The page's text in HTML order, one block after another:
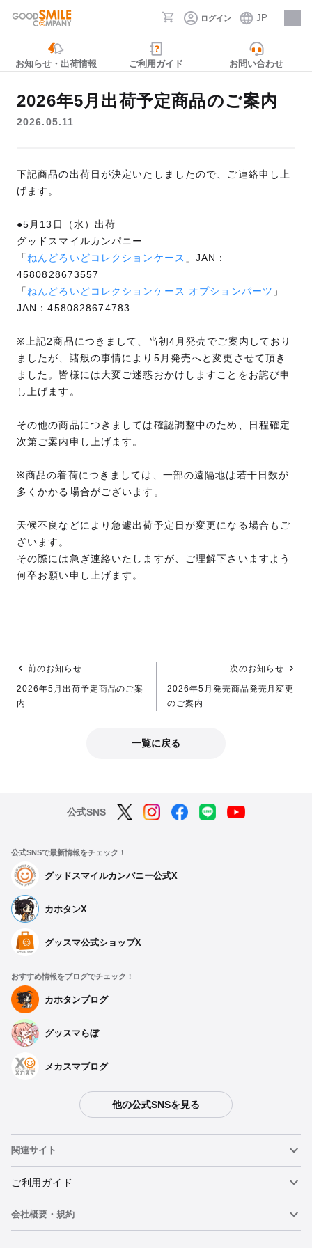
ログイン JP
採用情報
お知らせ・出荷情報 ご利用ガイド お問い合わせ
2026年5月出荷予定商品のご案内
2026.05.11
下記商品の出荷日が決定いたしましたので、ご連絡申し上
げます。
●5月13日（水）出荷
グッドスマイルカンパニー
「 ねんどろいどコレクションケース 」JAN：
4580828673557
「 ねんどろいどコレクションケース オプションパーツ 」
JAN：4580828674783
※上記2商品につきまして、当初4月発売でご案内しており
ましたが、諸般の事情により5月発売へと変更させて頂き
ました。皆様には大変ご迷惑おかけしますことをお詫び申
し上げます。
その他の商品につきましては確認調整中のため、日程確定
次第ご案内申し上げます。
※商品の着荷につきましては、一部の遠隔地は若干日数が
多くかかる場合がございます。
天候不良などにより急遽出荷予定日が変更になる場合もご
ざいます。
その際には急ぎ連絡いたしますが、ご理解下さいますよう
何卒お願い申し上げます。
前のお知らせ
2026年5月出荷予定商品のご案
内
次のお知らせ
2026年5月発売商品発売月変更
のご案内
一覧に戻る
公式SNS
公式SNSで最新情報をチェック！
グッドスマイルカンパニー公式X
カホタンX
グッスマ公式ショップX
おすすめ情報をブログでチェック！
カホタンブログ
グッスマらぼ
メカスマブログ
他の公式SNSを見る
関連サイト
ねんどろいど
ねんどろいどフェイスメーカー
ご利用ガイド
重要なお知らせ
会社概要・規約